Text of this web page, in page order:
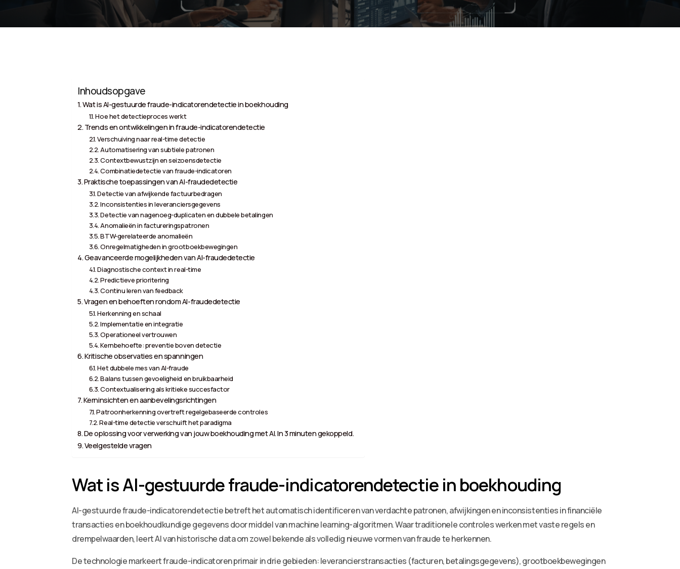
Inhoudsopgave
Wat is AI-gestuurde fraude-indicatorendetectie in boekhouding
Hoe het detectieproces werkt
Trends en ontwikkelingen in fraude-indicatorendetectie
Verschuiving naar real-time detectie
Automatisering van subtiele patronen
Contextbewustzijn en seizoensdetectie
Combinatiedetectie van fraude-indicatoren
Praktische toepassingen van AI-fraudedetectie
Detectie van afwijkende factuurbedragen
Inconsistenties in leveranciersgegevens
Detectie van nagenoeg-duplicaten en dubbele betalingen
Anomalieën in factureringspatronen
BTW-gerelateerde anomalieën
Onregelmatigheden in grootboekbewegingen
Geavanceerde mogelijkheden van AI-fraudedetectie
Diagnostische context in real-time
Predictieve prioritering
Continu leren van feedback
Vragen en behoeften rondom AI-fraudedetectie
Herkenning en schaal
Implementatie en integratie
Operationeel vertrouwen
Kernbehoefte: preventie boven detectie
Kritische observaties en spanningen
Het dubbele mes van AI-fraude
Balans tussen gevoeligheid en bruikbaarheid
Contextualisering als kritieke succesfactor
Kerninsichten en aanbevelingsrichtingen
Patroonherkenning overtreft regelgebaseerde controles
Real-time detectie verschuift het paradigma
De oplossing voor verwerking van jouw boekhouding met AI. In 3 minuten gekoppeld.
Veelgestelde vragen
Wat is AI-gestuurde fraude-indicatorendetectie in boekhouding
AI-gestuurde fraude-indicatorendetectie betreft het automatisch identificeren van verdachte patronen, afwijkingen en inconsistenties in financiële
transacties en boekhoudkundige gegevens door middel van machine learning-algoritmen. Waar traditionele controles werken met vaste regels en
drempelwaarden, leert AI van historische data om zowel bekende als volledig nieuwe vormen van fraude te herkennen.
De technologie markeert fraude-indicatoren primair in drie gebieden: leverancierstransacties (facturen, betalingsgegevens), grootboekbewegingen